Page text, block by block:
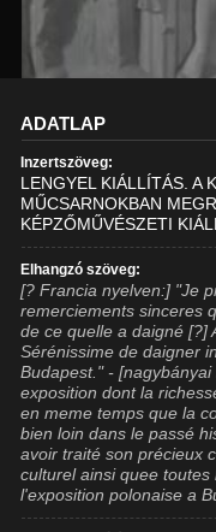
ADATLAP
Inzertszöveg:
LENGYEL KIÁLLÍTÁS. A
MŰCSARNOKBAN
KÉPZŐMŰVÉSZETI
Elhangzó szöveg:
[? Francia nyelven:] "Je
remerciements sinceres
de ce quelle a daigné [?]
Sérénissime de daigner
Budapest." -
exposition dont la
en meme temps que la
bien loin dans le passé
avoir traité son précieux
culturel ainsi quee
l'exposition polonaise a